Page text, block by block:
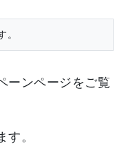
。
ーンページをご覧
。